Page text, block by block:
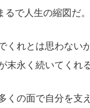
で人生の縮図だ。
くれとは思わない
永く続いてくれ
の面で自分を支